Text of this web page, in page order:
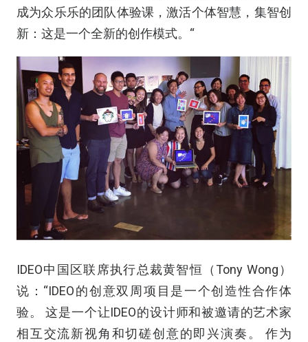
成为众乐乐的团队体验课，激活个体智慧，集智创
新：这是一个全新的创作模式。“
IDEO中国区联席执行总裁黄智恒（Tony Wong）
说：“IDEO的创意双周项目是一个创造性合作体
验。 这是一个让IDEO的设计师和被邀请的艺术家
相互交流新视角和切磋创意的即兴演奏。 作为